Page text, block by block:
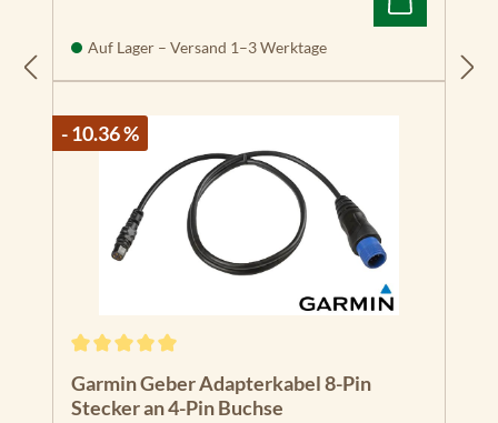
Auf Lager – Versand 1–3 Werktage
- 10.36 %
Garmin Geber Adapterkabel 8-Pin
Stecker an 4-Pin Buchse